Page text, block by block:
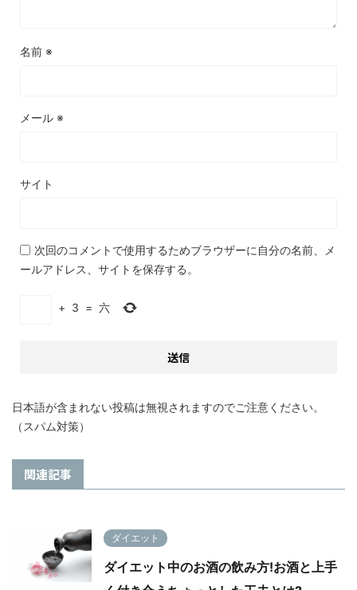
名前 ※
メール ※
サイト
次回のコメントで使用するためブラウザーに自分の名前、メ
ールアドレス、サイトを保存する。
+ 3 = 六
日本語が含まれない投稿は無視されますのでご注意ください。
（スパム対策）
関連記事
ダイエット
ダイエット中のお酒の飲み方!お酒と上手